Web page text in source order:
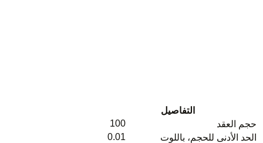
التفاصيل
حجم العقد
100
الحد الأدنى للحجم، باللوت
0.01